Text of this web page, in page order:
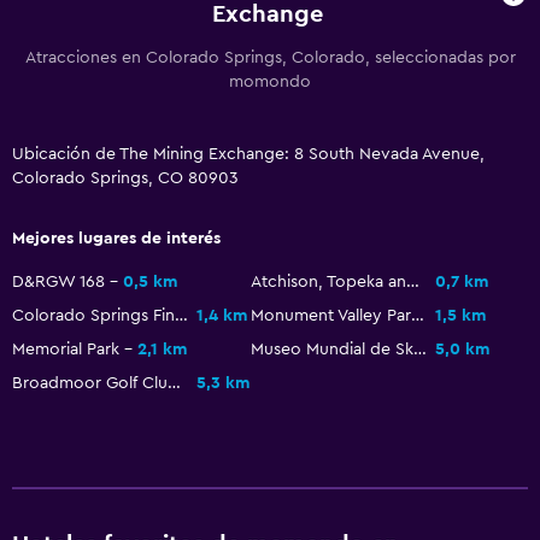
Baño
Secador de pelo
Papel higiénico
Baño privado
General
Zona de estar
Exchange
Atracciones en Colorado Springs, Colorado, seleccionadas por
momondo
Ubicación de The Mining Exchange: 8 South Nevada Avenue,
Colorado Springs, CO 80903
Mejores lugares de interés
D&RGW 168 0,5 km Atchison, Topeka and Santa Fe Passenger Depot
0,7 km
Colorado Springs Fine Arts Center 1,4 km Monument Valley Park
1,5 km
Memorial Park
2,1 km Museo Mundial de Skating 5,0 km
Broadmoor Golf Club
5,3 km